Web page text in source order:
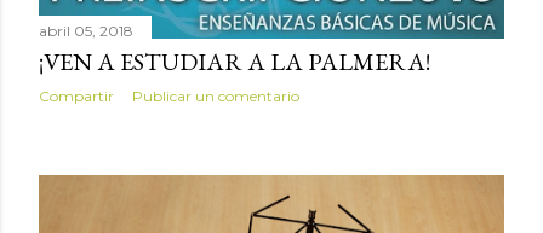
abril 05, 2018
¡VEN A ESTUDIAR A LA PALMERA!
Compartir Publicar un comentario